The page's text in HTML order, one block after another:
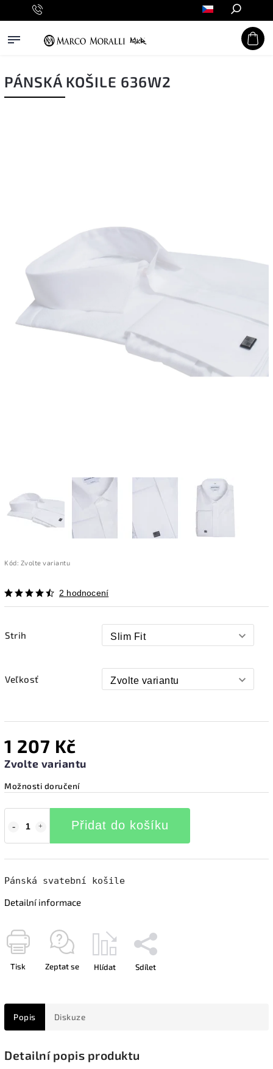
Hledat
PÁNSKÁ KOŠILE 636W2
Kód: Zvolte variantu
2 hodnocení
Strih
Veľkosť
1 207 Kč
Zvolte variantu
Možnosti doručení
Přidat do košíku
Pánská svatební košile
Detailní informace
Tisk Zeptat se Hlídat Sdílet
Popis Diskuze
Detailní popis produktu